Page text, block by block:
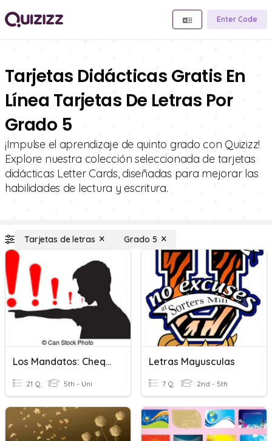
Enter Code
Tarjetas Didácticas Gratis En
Línea Tarjetas De Letras Por
Grado 5
¡Impulse el aprendizaje de quinto grado con Quizizz!
Explore nuestra colección seleccionada de tarjetas
didácticas Letter Cards, diseñadas para mejorar las
habilidades de lectura y escritura.
Tarjetas de letras Grado 5
Los Mandatos: Cheque De Tarjetas
21 Q 5th - Uni
Letras Mayusculas
7 Q 2nd - 5th